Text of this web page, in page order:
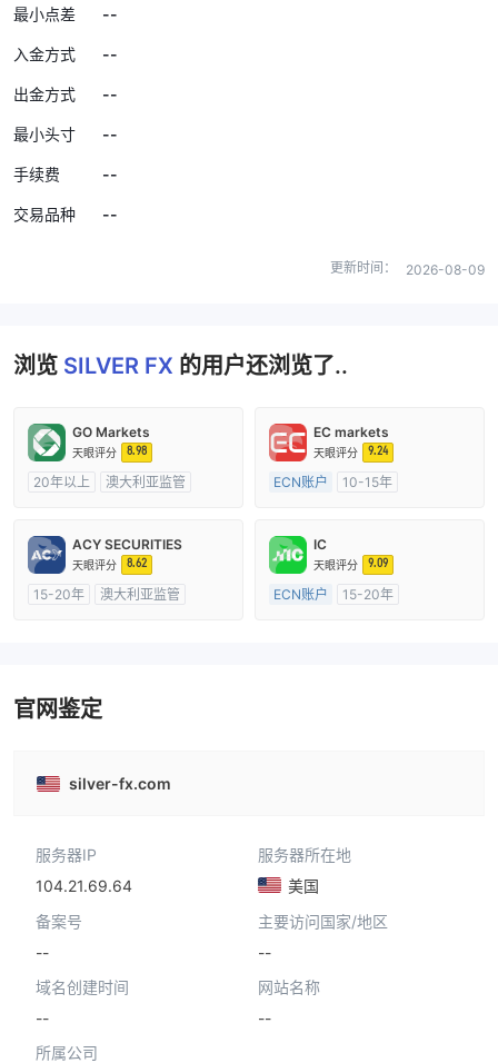
最小点差 --
入金方式 --
出金方式 --
最小头寸 --
手续费 --
交易品种 --
更新时间： 2026-08-09
浏览 SILVER FX 的用户还浏览了..
GO Markets
天眼评分 8.98
20年以上
澳大利亚监管
EC markets
天眼评分 9.24
ECN账户
10-15年
主标MT4
ACY SECURITIES
天眼评分 8.62
15-20年
澳大利亚监管
IC
天眼评分 9.09
ECN账户
15-20年
官网鉴定
silver-fx.com
服务器IP
104.21.69.64
服务器所在地
美国
备案号
--
主要访问国家/地区
--
域名创建时间
--
网站名称
--
所属公司